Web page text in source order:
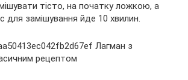
тісто, на початку ложкою, а
для замішування йде 10 хвилин.